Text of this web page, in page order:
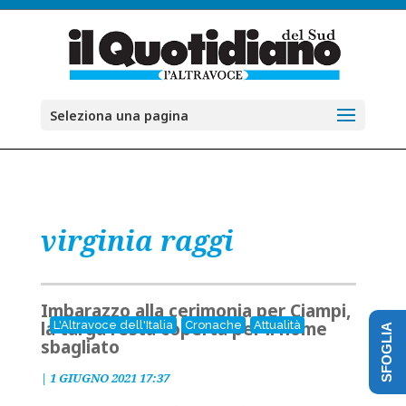
Seleziona una pagina
virginia raggi
L'Altravoce dell'Italia Cronache Attualità
Imbarazzo alla cerimonia per Ciampi,
la targa resta coperta per il nome
sbagliato
| 1 GIUGNO 2021 17:37 SFOGLIA